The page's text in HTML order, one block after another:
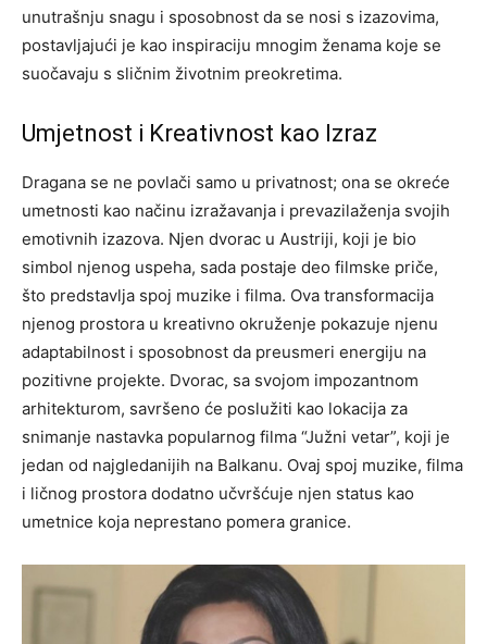
unutrašnju snagu i sposobnost da se nosi s izazovima,
postavljajući je kao inspiraciju mnogim ženama koje se
suočavaju s sličnim životnim preokretima.
Umjetnost i Kreativnost kao Izraz
Dragana se ne povlači samo u privatnost; ona se okreće
umetnosti kao načinu izražavanja i prevazilaženja svojih
emotivnih izazova. Njen dvorac u Austriji, koji je bio
simbol njenog uspeha, sada postaje deo filmske priče,
što predstavlja spoj muzike i filma. Ova transformacija
njenog prostora u kreativno okruženje pokazuje njenu
adaptabilnost i sposobnost da preusmeri energiju na
pozitivne projekte. Dvorac, sa svojom impozantnom
arhitekturom, savršeno će poslužiti kao lokacija za
snimanje nastavka popularnog filma “Južni vetar”, koji je
jedan od najgledanijih na Balkanu. Ovaj spoj muzike, filma
i ličnog prostora dodatno učvršćuje njen status kao
umetnice koja neprestano pomera granice.